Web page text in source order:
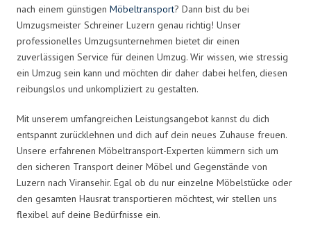
nach einem günstigen Möbeltransport? Dann bist du bei
Umzugsmeister Schreiner Luzern genau richtig! Unser
professionelles Umzugsunternehmen bietet dir einen
zuverlässigen Service für deinen Umzug. Wir wissen, wie stressig
ein Umzug sein kann und möchten dir daher dabei helfen, diesen
reibungslos und unkompliziert zu gestalten.
Mit unserem umfangreichen Leistungsangebot kannst du dich
entspannt zurücklehnen und dich auf dein neues Zuhause freuen.
Unsere erfahrenen Möbeltransport-Experten kümmern sich um
den sicheren Transport deiner Möbel und Gegenstände von
Luzern nach Viransehir. Egal ob du nur einzelne Möbelstücke oder
den gesamten Hausrat transportieren möchtest, wir stellen uns
flexibel auf deine Bedürfnisse ein.